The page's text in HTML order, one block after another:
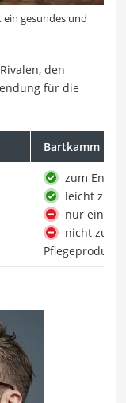
ein gesundes und
den
für die
Bartkamm
zum
leicht zu
nur eine
nicht zum